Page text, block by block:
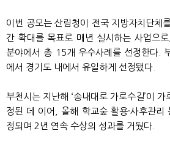
이번 공모는 산림청이 전국 지방자치단체
간 확대를 목표로 매년 실시하는 사업으
분야에서 총 15개 우수사례를 선정한다.
에서 경기도 내에서 유일하게 선정됐다.
부천시는 지난해 ‘송내대로 가로수길’이
정된 데 이어, 올해 학교숲 활용·사후관리
정되며 2년 연속 수상의 성과를 거뒀다.